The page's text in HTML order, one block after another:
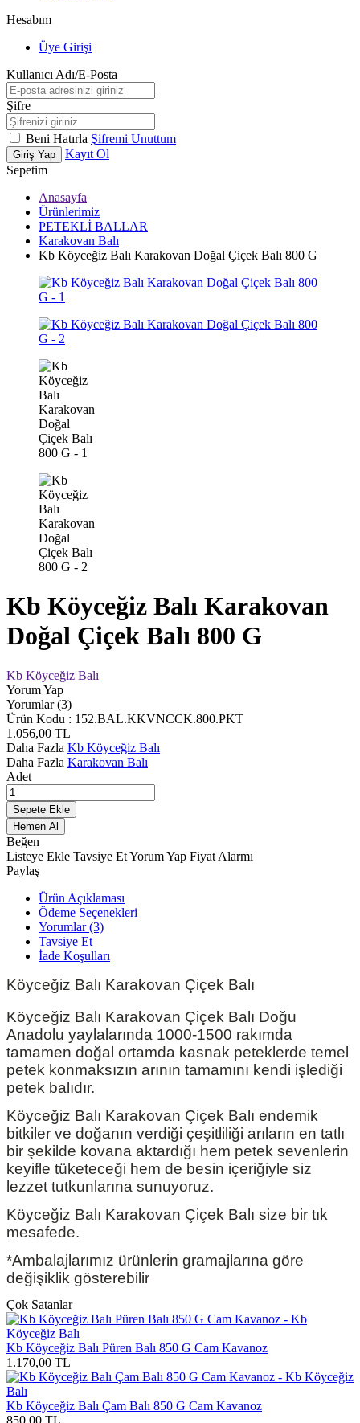
Hesabım
Üye Girişi
Kullanıcı Adı/E-Posta
Şifre
Beni Hatırla Şifremi Unuttum
Giriş Yap
Kayıt Ol
Sepetim
Anasayfa
Ürünlerimiz
PETEKLİ BALLAR
Karakovan Balı
Kb Köyceğiz Balı Karakovan Doğal Çiçek Balı 800 G
Kb Köyceğiz Balı Karakovan
Doğal Çiçek Balı 800 G
Kb Köyceğiz Balı
Yorum Yap
Yorumlar (3)
Ürün Kodu : 152.BAL.KKVNCCK.800.PKT
1.056,00 TL
Daha Fazla Kb Köyceğiz Balı
Daha Fazla Karakovan Balı
Adet
Sepete Ekle
Hemen Al
Beğen
Listeye Ekle Tavsiye EtYorum Yap Fiyat Alarmı
Paylaş
Ürün Açıklaması
Ödeme Seçenekleri
Yorumlar (3)
Tavsiye Et
İade Koşulları
Köyceğiz Balı Karakovan Çiçek Balı
Köyceğiz Balı Karakovan Çiçek Balı Doğu
Anadolu yaylalarında 1000-1500 rakımda
tamamen doğal ortamda kasnak peteklerde temel
petek konmaksızın arının tamamını kendi işlediği
petek balıdır.
Köyceğiz Balı Karakovan Çiçek Balı endemik
bitkiler ve doğanın verdiği çeşitliliği arıların en tatlı
bir şekilde kovana aktardığı hem petek sevenlerin
keyifle tüketeceği hem de besin içeriğiyle siz
lezzet tutkunlarına sunuyoruz.
Köyceğiz Balı Karakovan Çiçek Balı size bir tık
mesafede.
*Ambalajlarımız ürünlerin gramajlarına göre
değişiklik gösterebilir
Çok Satanlar
Kb Köyceğiz Balı Püren Balı 850 G Cam Kavanoz
1.170,00 TL
Kb Köyceğiz Balı Çam Balı 850 G Cam Kavanoz
850,00 TL